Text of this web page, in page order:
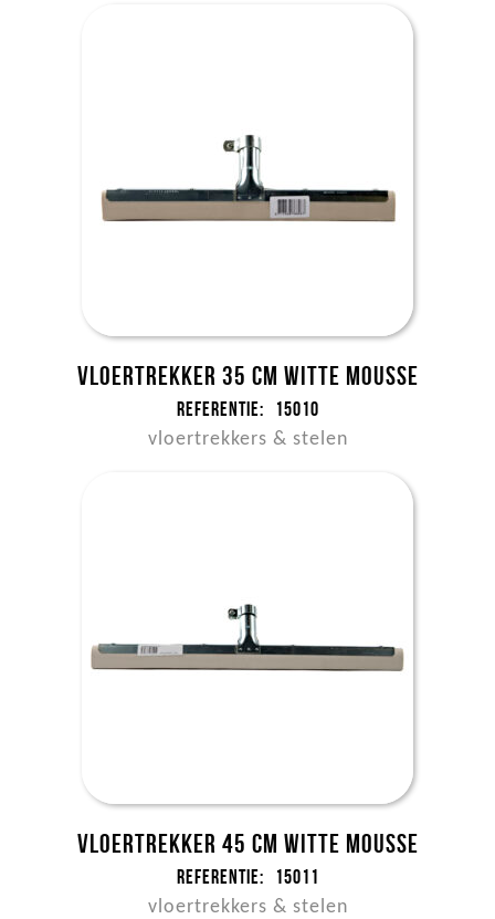
Vloertrekker 35 cm witte mousse
Referentie: 15010
vloertrekkers & stelen
Vloertrekker 45 cm witte mousse
Referentie: 15011
vloertrekkers & stelen